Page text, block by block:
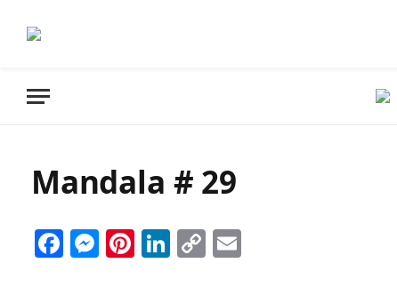
Mandala # 29
Facebook
Messenger
Pinterest
LinkedIn
Copy